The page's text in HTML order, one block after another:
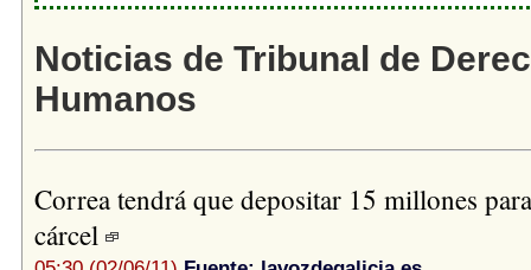
Noticias de Tribunal de
Humanos
Correa tendrá que depositar 15 millones
cárcel